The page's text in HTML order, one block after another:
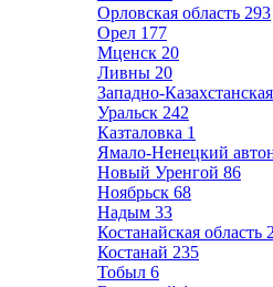
Орловская область 293
Орел 177
Мценск 20
Ливны 20
Западно-
Уральск 242
Казталовка 1
Ямало-Ненецкий
Новый Уренгой 86
Ноябрьск 68
Надым 33
Костанайская область
Костанай 235
Тобыл 6